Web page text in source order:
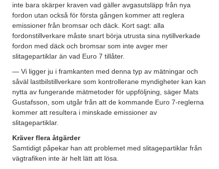
inte bara skärper kraven vad gäller avgasutsläpp från nya
fordon utan också för första gången kommer att reglera
emissioner från bromsar och däck. Kort sagt: alla
fordonstillverkare måste snart börja utrusta sina nytillverkade
fordon med däck och bromsar som inte avger mer
slitagepartiklar än vad Euro 7 tillåter.
— Vi ligger ju i framkanten med denna typ av mätningar och
såväl lastbilstillverkare som kontrollerane myndigheter kan kan
nytta av fungerande mätmetoder för uppföljning, säger Mats
Gustafsson, som utgår från att de kommande Euro 7-reglerna
kommer att resultera i minskade emissioner av
slitagepartiklar.
Kräver flera åtgärder
Samtidigt påpekar han att problemet med slitagepartiklar från
vägtrafiken inte är helt lätt att lösa.